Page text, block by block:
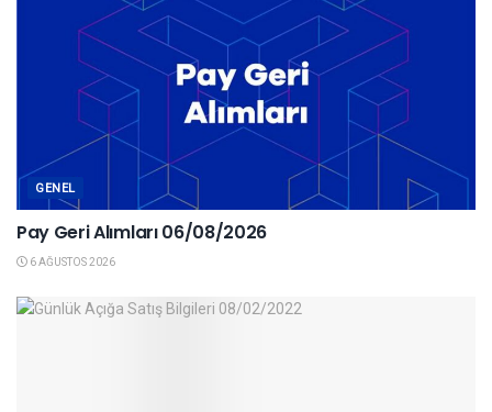
GENEL
Pay Geri Alımları 06/08/2026
6 AĞUSTOS 2026